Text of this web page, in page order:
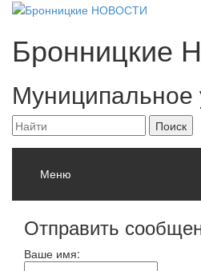
Бронницкие
Меню
Отправить
Ваше имя: